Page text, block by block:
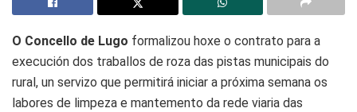
O Concello de Lugo formalizou hoxe o contrato para a
execución dos traballos de roza das pistas municipais do
rural, un servizo que permitirá iniciar a próxima semana os
labores de limpeza e mantemento da rede viaria das